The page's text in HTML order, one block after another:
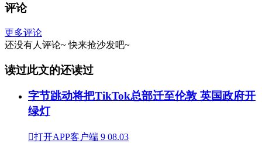
评论
更多评论
还没有人评论~ 快来抢沙发吧~
读过此文的还读过
字节跳动将把TikTok总部迁至伦敦 英国政府开
绿灯
打开APP客户端 9 08.03